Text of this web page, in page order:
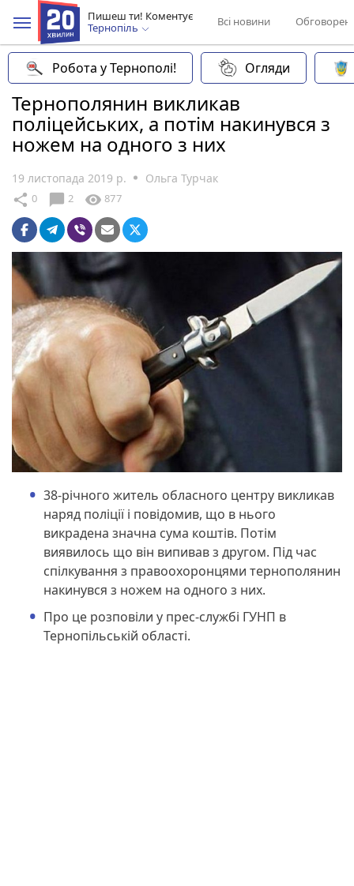
Пишеш ти! Коментує
Тернопіль
Всі новини
Робота у Тернополі! Огляди
Тернополянин викликав
поліцейських, а потім накинувся з
ножем на одного з них
19 листопада 2019 р. Ольга Турчак
share 0 chat_bubble 2 visibility 877
38-річного житель обласного центру викликав
наряд поліції і повідомив, що в нього
викрадена значна сума коштів. Потім
виявилось що він випивав з другом. Під час
спілкування з правоохоронцями тернополянин
накинувся з ножем на одного з них.
Про це розповіли у прес-службі ГУНП в
Тернопільській області.